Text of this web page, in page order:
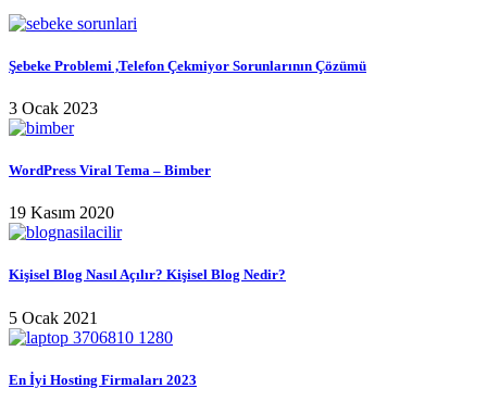
Şebeke Problemi ,Telefon Çekmiyor Sorunlarının Çözümü
3 Ocak 2023
WordPress Viral Tema – Bimber
19 Kasım 2020
Kişisel Blog Nasıl Açılır? Kişisel Blog Nedir?
5 Ocak 2021
En İyi Hosting Firmaları 2023